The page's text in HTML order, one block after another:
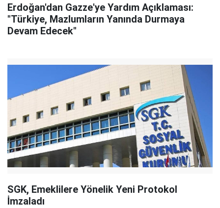
Erdoğan'dan Gazze'ye Yardım Açıklaması:
"Türkiye, Mazlumların Yanında Durmaya
Devam Edecek"
SGK, Emeklilere Yönelik Yeni Protokol
İmzaladı